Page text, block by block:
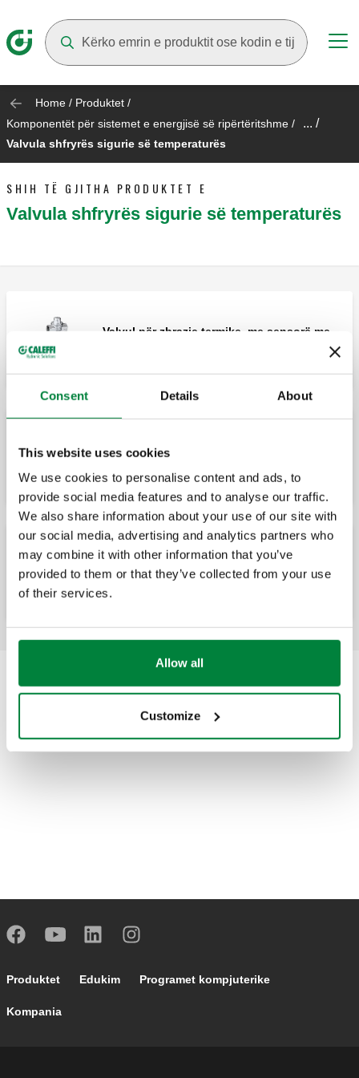
Consent Details About
This website uses cookies
We use cookies to personalise content and ads, to
provide social media features and to analyse our traffic.
We also share information about your use of our site with
our social media, advertising and analytics partners who
may combine it with other information that you’ve
provided to them or that they’ve collected from your use
of their services.
Allow all
Customize
Home / Produktet /
Komponentët për sistemet e energjisë së ripërtëritshme / ... /
Valvula shfryrës sigurie së temperaturës
SHIH TË GJITHA PRODUKTET E
Valvula shfryrës sigurie së temperaturës
Valvul për zbrazje termike, me sensorë me
Valvul për zbrazje termike, me sensorë me
mbrojtës të dyfishtë.
Valvul për uljen e temperaturës, me veprim
të sigurt ndaj dështimit.
Footer main navigation
Produktet Edukim Programet kompjuterike
Kompania